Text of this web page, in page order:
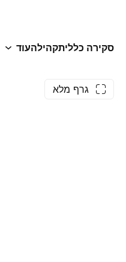
סקירה כלליתקהילהעוד
גרף מלא